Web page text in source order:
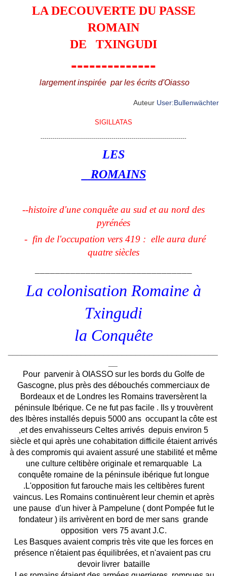
LA DECOUVERTE DU PASSE
ROMAIN
DE
TXINGUDI
--------------
largement inspirée par les écrits d'Oiasso
Auteur User:Bullenwächter
SIGILLATAS
------------------------------------------------------------------------
LES
ROMAINS
--histoire d'une conquête au sud et au nord des
pyrénées
- fin de l'occupation vers 419: elle aura duré
quatre siècles
La colonisation Romaine à
Txingudi
la Conquête
Pour parvenir à OIASSO sur les bords du Golfe de
Gascogne, plus près des débouchés commerciaux de
Bordeaux et de Londres les Romains traversèrent la
péninsule Ibérique. Ce ne fut pas facile . Ils y trouvèrent
des Ibères installés depuis 5000 ans occupant la côte est
,et des envahisseurs Celtes arrivés depuis environ 5
siècle et qui après une cohabitation difficile étaient arrivés
à des compromis qui avaient assuré une stabilité et même
une culture celtibère originale et remarquable
La
conquête romaine de la péninsule ibérique fut longue
.L'opposition fut farouche mais les celtibères furent
vaincus. Les Romains continuèrent leur chemin et après
une pause d'un hiver à Pampelune ( dont Pompée fut le
fondateur ) ils arrivèrent en bord de mer sans grande
opposition vers 75 avant J.C.
Les Basques avaient compris très vite que les forces en
présence n'étaient pas équilibrées, et n'avaient pas cru
devoir livrer
bataille